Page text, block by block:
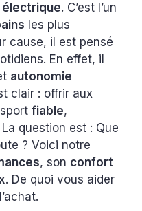
C’est l’un
les plus
cause, il est pensé
En effet, il
autonomie
clair : offrir aux
fiable,
question est : Que
? Voici notre
, son confort
. De quoi vous aider